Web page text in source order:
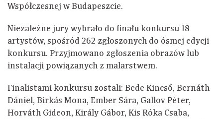
Współczesnej w Budapeszcie.
Niezależne jury wybrało do finału konkursu 18
artystów, spośród 262 zgłoszonych do ósmej edycji
konkursu. Przyjmowano zgłoszenia obrazów lub
instalacji powiązanych z malarstwem.
Finalistami konkursu zostali: Bede Kincső, Bernáth
Dániel, Birkás Mona, Ember Sára, Gallov Péter,
Horváth Gideon, Király Gábor, Kis Róka Csaba,